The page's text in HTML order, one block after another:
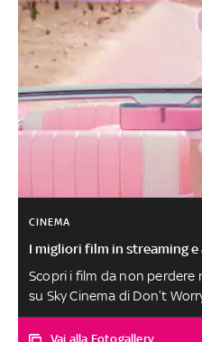
CINEMA
I migliori film in streaming
Scopri i film da non perdere
su Sky Cinema di Don’t
all’uscita nelle sale di
all’approdo in streaming di
Vai alla Fotogallery